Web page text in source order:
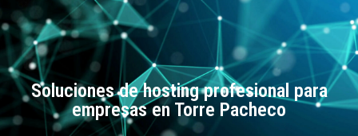
Soluciones de hosting profesional para
empresas en Torre Pacheco